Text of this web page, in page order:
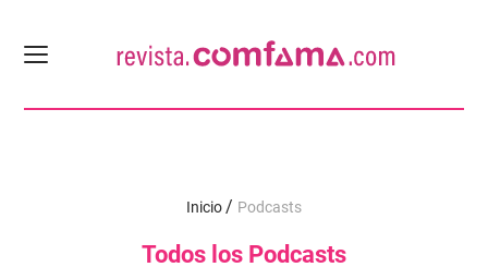
Inicio Podcasts
Todos los Podcasts